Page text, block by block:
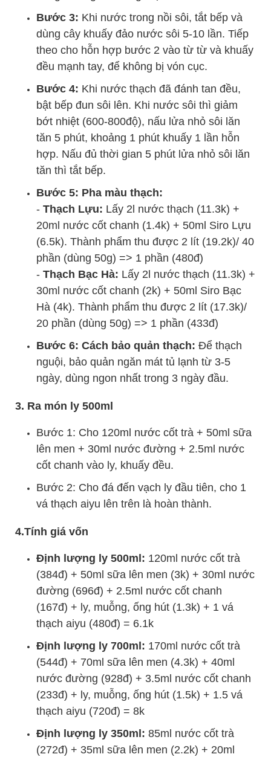
Bước 3: Khi nước trong nồi sôi, tắt bếp và
dùng cây khuấy đảo nước sôi 5-10 lần. Tiếp
theo cho hỗn hợp bước 2 vào từ từ và khuấy
đều mạnh tay, để không bị vón cục.
Bước 4: Khi nước thạch đã đánh tan đều,
bật bếp đun sôi lên. Khi nước sôi thì giảm
bớt nhiệt (600-800độ), nấu lửa nhỏ sôi lăn
tăn 5 phút, khoảng 1 phút khuấy 1 lần hỗn
hợp. Nấu đủ thời gian 5 phút lửa nhỏ sôi lăn
tăn thì tắt bếp.
Bước 5: Pha màu thạch:
- Thạch Lựu: Lấy 2l nước thạch (11.3k) +
20ml nước cốt chanh (1.4k) + 50ml Siro Lựu
(6.5k). Thành phẩm thu được 2 lít (19.2k)/ 40
phần (dùng 50g) => 1 phần (480đ)
- Thạch Bạc Hà: Lấy 2l nước thạch (11.3k) +
30ml nước cốt chanh (2k) + 50ml Siro Bạc
Hà (4k). Thành phẩm thu được 2 lít (17.3k)/
20 phần (dùng 50g) => 1 phần (433đ)
Bước 6: Cách bảo quản thạch: Để thạch
nguội, bảo quản ngăn mát tủ lạnh từ 3-5
ngày, dùng ngon nhất trong 3 ngày đầu.
3. Ra món ly 500ml
Bước 1: Cho 120ml nước cốt trà + 50ml sữa
lên men + 30ml nước đường + 2.5ml nước
cốt chanh vào ly, khuấy đều.
Bước 2: Cho đá đến vạch ly đầu tiên, cho 1
vá thạch aiyu lên trên là hoàn thành.
4.Tính giá vốn
Định lượng ly 500ml: 120ml nước cốt trà
(384đ) + 50ml sữa lên men (3k) + 30ml nước
đường (696đ) + 2.5ml nước cốt chanh
(167đ) + ly, muỗng, ống hút (1.3k) + 1 vá
thạch aiyu (480đ) = 6.1k
Định lượng ly 700ml: 170ml nước cốt trà
(544đ) + 70ml sữa lên men (4.3k) + 40ml
nước đường (928đ) + 3.5ml nước cốt chanh
(233đ) + ly, muỗng, ống hút (1.5k) + 1.5 vá
thạch aiyu (720đ) = 8k
Định lượng ly 350ml: 85ml nước cốt trà
(272đ) + 35ml sữa lên men (2.2k) + 20ml